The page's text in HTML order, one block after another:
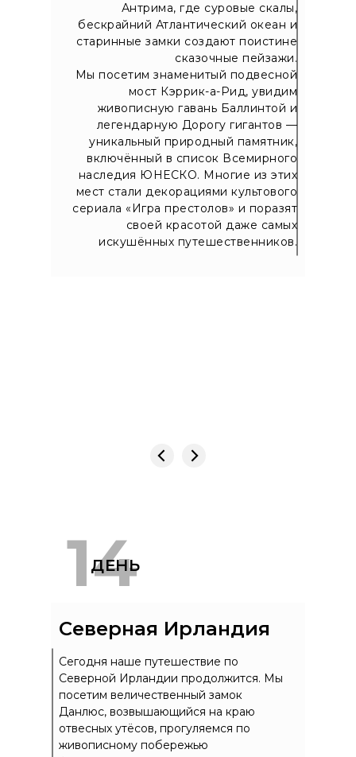
Антрима, где суровые скалы,
бескрайний Атлантический океан и
старинные замки создают поистине
сказочные пейзажи.
Мы посетим знаменитый подвесной
мост Кэррик-а-Рид, увидим
живописную гавань Баллинтой и
легендарную Дорогу гигантов —
уникальный природный памятник,
включённый в список Всемирного
наследия ЮНЕСКО. Многие из этих
мест стали декорациями культового
сериала «Игра престолов» и поразят
своей красотой даже самых
искушённых путешественников.
ДЕНЬ
Сегодня наше путешествие по
Северной Ирландии продолжится. Мы
посетим величественный замок
Данлюс, возвышающийся на краю
отвесных утёсов, прогуляемся по
живописному побережью
14
Северная Ирландия